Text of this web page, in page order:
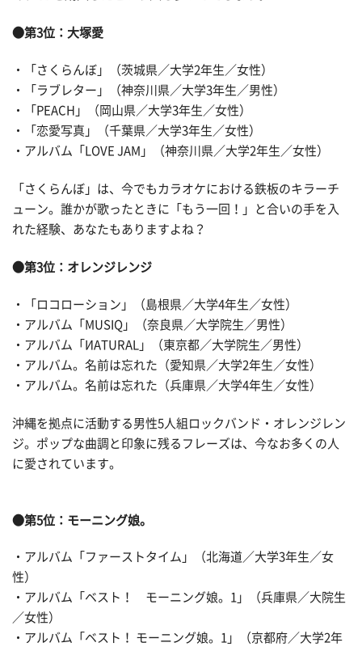
●第3位：大塚愛
・「さくらんぼ」（茨城県／大学2年生／女性）
・「ラブレター」（神奈川県／大学3年生／男性）
・「PEACH」（岡山県／大学3年生／女性）
・「恋愛写真」（千葉県／大学3年生／女性）
・アルバム「LOVE JAM」（神奈川県／大学2年生／女性）
「さくらんぼ」は、今でもカラオケにおける鉄板のキラーチ
ューン。誰かが歌ったときに「もう一回！」と合いの手を入
れた経験、あなたもありますよね？
●第3位：オレンジレンジ
・「ロコローション」（島根県／大学4年生／女性）
・アルバム「MUSIQ」（奈良県／大学院生／男性）
・アルバム「ИATURAL」（東京都／大学院生／男性）
・アルバム。名前は忘れた（愛知県／大学2年生／女性）
・アルバム。名前は忘れた（兵庫県／大学4年生／女性）
沖縄を拠点に活動する男性5人組ロックバンド・オレンジレン
ジ。ポップな曲調と印象に残るフレーズは、今なお多くの人
に愛されています。
●第5位：モーニング娘。
・アルバム「ファーストタイム」（北海道／大学3年生／女
性）
・アルバム「ベスト！ モーニング娘。1」（兵庫県／大院生
／女性）
・アルバム「ベスト！ モーニング娘。1」（京都府／大学2年